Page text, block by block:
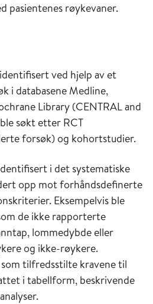
pasientenes røykevaner.
ved hjelp av et
i databasene Medline,
Library (CENTRAL and
søkt etter RCT
forsøk) og kohortstudier.
i det systematiske
opp mot forhåndsdefinerte
Eksempelvis ble
de ikke rapporterte
lommedybde eller
og ikke-røykere.
tilfredsstilte kravene til
i tabellform, beskrivende